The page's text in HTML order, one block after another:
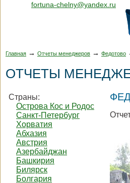
fortuna-chelny@yandex.ru
Главная → Отчеты менеджеров → Федотово
ОТЧЕТЫ
Страны:
Острова Кос и Родос
Санкт-Петербург
Хорватия
Абхазия
Австрия
Азербайджан
Башкирия
Билярск
Болгария